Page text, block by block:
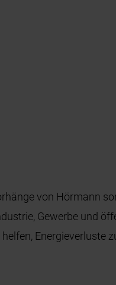
von Hörmann
Gewerbe und
Energieverluste